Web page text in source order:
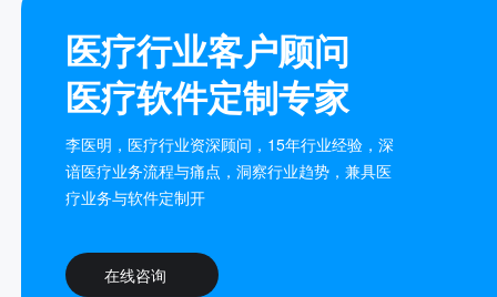
医疗行业客户顾问
医疗软件定制专家
李医明，医疗行业资深顾问，15年行业经验，深
谙医疗业务流程与痛点，洞察行业趋势，兼具医
疗业务与软件定制开
在线咨询